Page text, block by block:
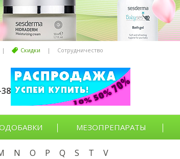
| Скидки | Сотрудничество
МЕЗОПРЕПАРАТЫ
N O P Q S T V